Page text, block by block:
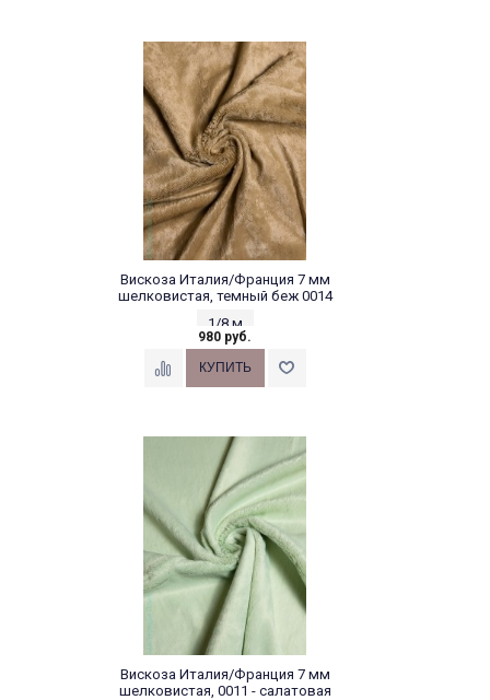
Вискоза Италия/Франция 7 мм
шелковистая, темный беж 0014
1/8 м
980 руб.
Вискоза Италия/Франция 7 мм
шелковистая, 0011 - салатовая